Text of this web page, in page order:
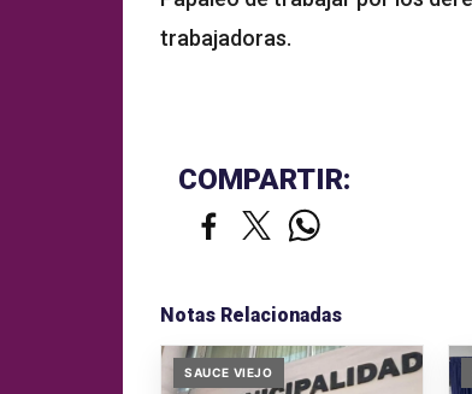
trabajadoras.
COMPARTIR:
Notas Relacionadas
SAUCE VIEJO